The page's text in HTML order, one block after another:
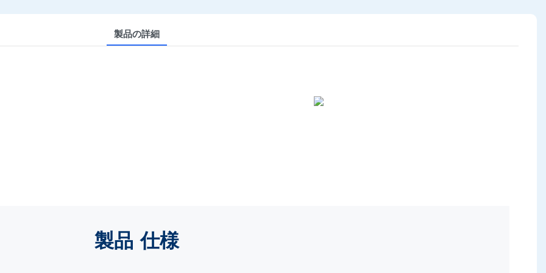
製品の詳細
製品仕様